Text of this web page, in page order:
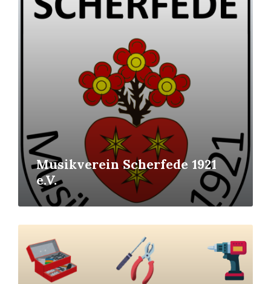
Musikverein Scherfede 1921
e.V.
Read
More